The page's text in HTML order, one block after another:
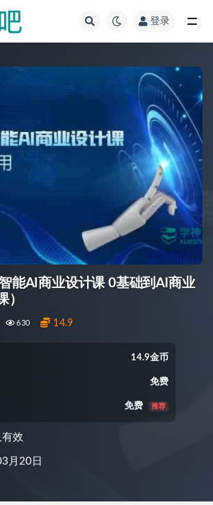
登录
能AI商业设计课 0基础到Al商业
）
630 14.9
14.9金币
免费
免费 推荐
效
月20日